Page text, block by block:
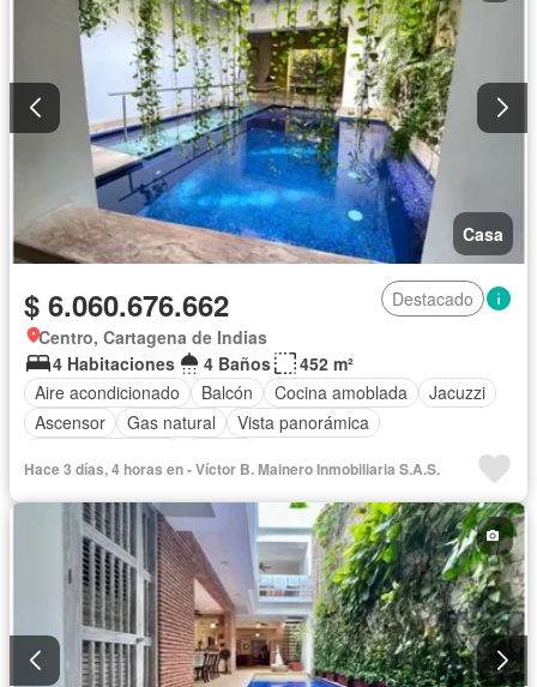
Casa
$ 6.060.676.662
Destacado
Centro, Cartagena de Indias
4 Habitaciones
4 Baños
452 m²
Aire acondicionado
Balcón Cocina amoblada
Jacuzzi
Ascensor
Gas natural
Vista panorámica
Hace 3 días, 4 horas en - Víctor B. Mainero Inmobiliaria S.A.S.